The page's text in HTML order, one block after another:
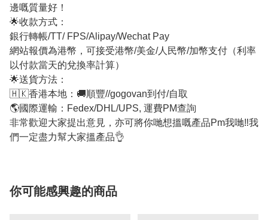
邊嘅質量好！
🌟收款方式：
銀行轉帳/TT/ FPS/Alipay/Wechat Pay
網站報價為港幣，可接受港幣/美金/人民幣/加幣支付（利率
以付款當天的兌換率計算）
🌟送貨方法：
🇭🇰香港本地：🚚順豐//gogovan到付/自取
🌎國際運輸：Fedex/DHL/UPS, 運費PM查詢
非常歡迎大家提出意見，亦可將你哋想搵嘅產品Pm我哋‼️我
們一定盡力幫大家搵產品👌
你可能感興趣的商品